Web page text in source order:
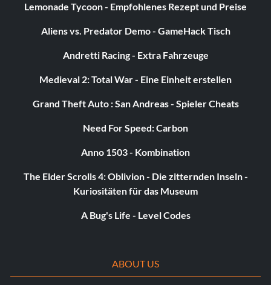
Lemonade Tycoon - Empfohlenes Rezept und Preise
Aliens vs. Predator Demo - GameHack Tisch
Andretti Racing - Extra Fahrzeuge
Medieval 2: Total War - Eine Einheit erstellen
Grand Theft Auto : San Andreas - Spieler Cheats
Need For Speed: Carbon
Anno 1503 - Kombination
The Elder Scrolls 4: Oblivion - Die zitternden Inseln -
Kuriositäten für das Museum
A Bug's Life - Level Codes
ABOUT US